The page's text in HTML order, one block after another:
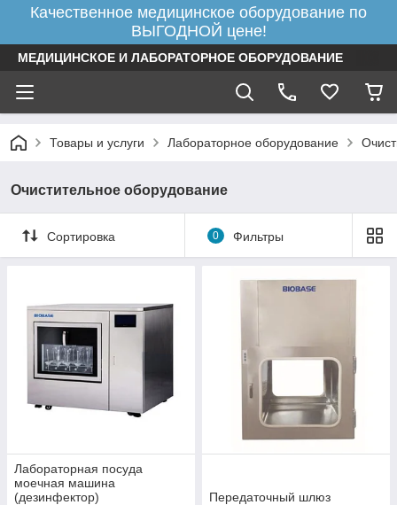
Качественное медицинское оборудование по
ВЫГОДНОЙ цене!
МЕДИЦИНСКОЕ И ЛАБОРАТОРНОЕ ОБОРУДОВАНИЕ
Товары и услуги Лабораторное оборудование
Очистительное оборудование
Сортировка 0 Фильтры
Лабораторная посуда
моечная машина
(дезинфектор)
Передаточный шлюз